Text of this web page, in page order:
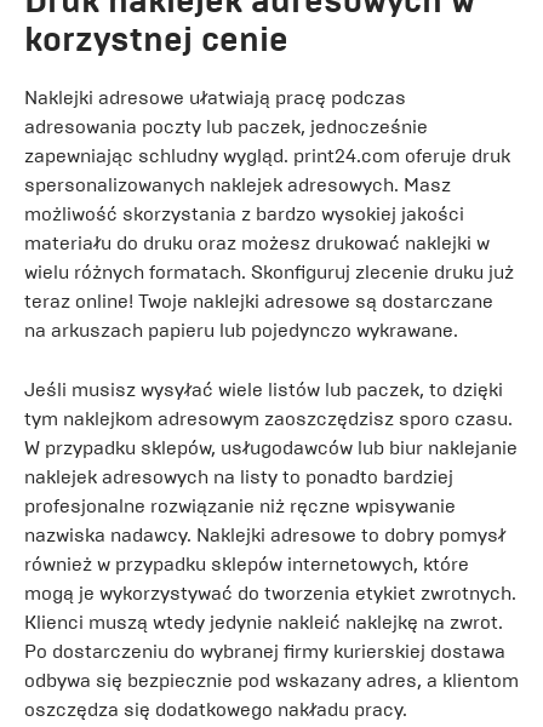
korzystnej cenie
Naklejki adresowe ułatwiają pracę podczas
adresowania poczty lub paczek, jednocześnie
zapewniając schludny wygląd. print24.com oferuje druk
spersonalizowanych naklejek adresowych. Masz
możliwość skorzystania z bardzo wysokiej jakości
materiału do druku oraz możesz drukować naklejki w
wielu różnych formatach. Skonfiguruj zlecenie druku już
teraz online! Twoje naklejki adresowe są dostarczane
na arkuszach papieru lub pojedynczo wykrawane.
Jeśli musisz wysyłać wiele listów lub paczek, to dzięki
tym naklejkom adresowym zaoszczędzisz sporo czasu.
W przypadku sklepów, usługodawców lub biur naklejanie
naklejek adresowych na listy to ponadto bardziej
profesjonalne rozwiązanie niż ręczne wpisywanie
nazwiska nadawcy. Naklejki adresowe to dobry pomysł
również w przypadku sklepów internetowych, które
mogą je wykorzystywać do tworzenia etykiet zwrotnych.
Klienci muszą wtedy jedynie nakleić naklejkę na zwrot.
Po dostarczeniu do wybranej firmy kurierskiej dostawa
odbywa się bezpiecznie pod wskazany adres, a klientom
oszczędza się dodatkowego nakładu pracy.